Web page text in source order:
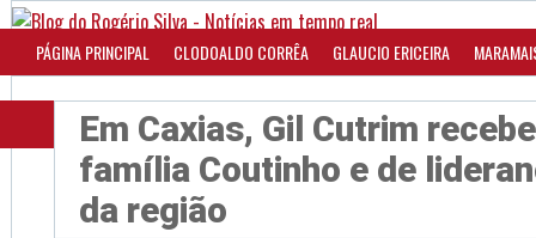
PÁGINA PRINCIPAL CLODOALDO CORRÊA GLAUCIO ERICEIRA
Em Caxias, Gil Cutrim
família Coutinho e de
da região